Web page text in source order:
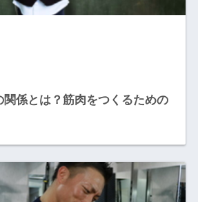
係とは？筋肉をつくるための